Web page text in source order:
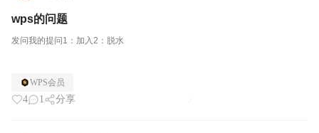
wps的问题
发问我的提问1：加入2：脱水
WPS会员
4 1 分享